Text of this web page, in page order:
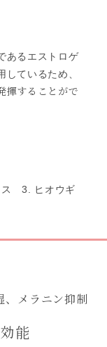
あるエストロゲ
ているため、
揮することがで
ス 3. ヒオウギ
、メラニン抑制
能